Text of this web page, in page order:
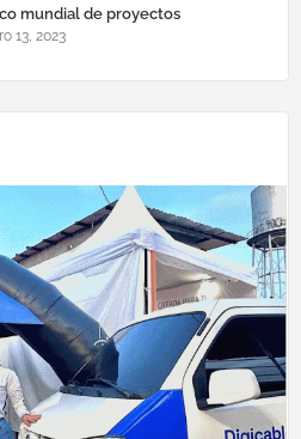
mundial de proyectos
13, 2023